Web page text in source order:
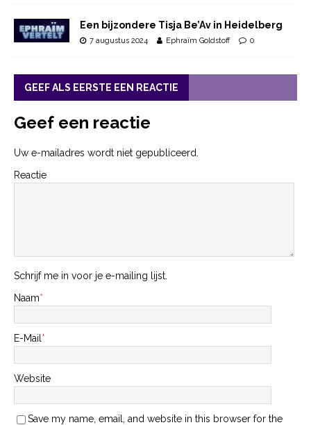
Een bijzondere Tisja Be’Av in Heidelberg
7 augustus 2024 Ephraïm Goldstoff 0
GEEF ALS EERSTE EEN REACTIE
Geef een reactie
Uw e-mailadres wordt niet gepubliceerd.
Reactie
Schrijf me in voor je e-mailing lijst.
Naam*
E-Mail *
Website
Save my name, email, and website in this browser for the